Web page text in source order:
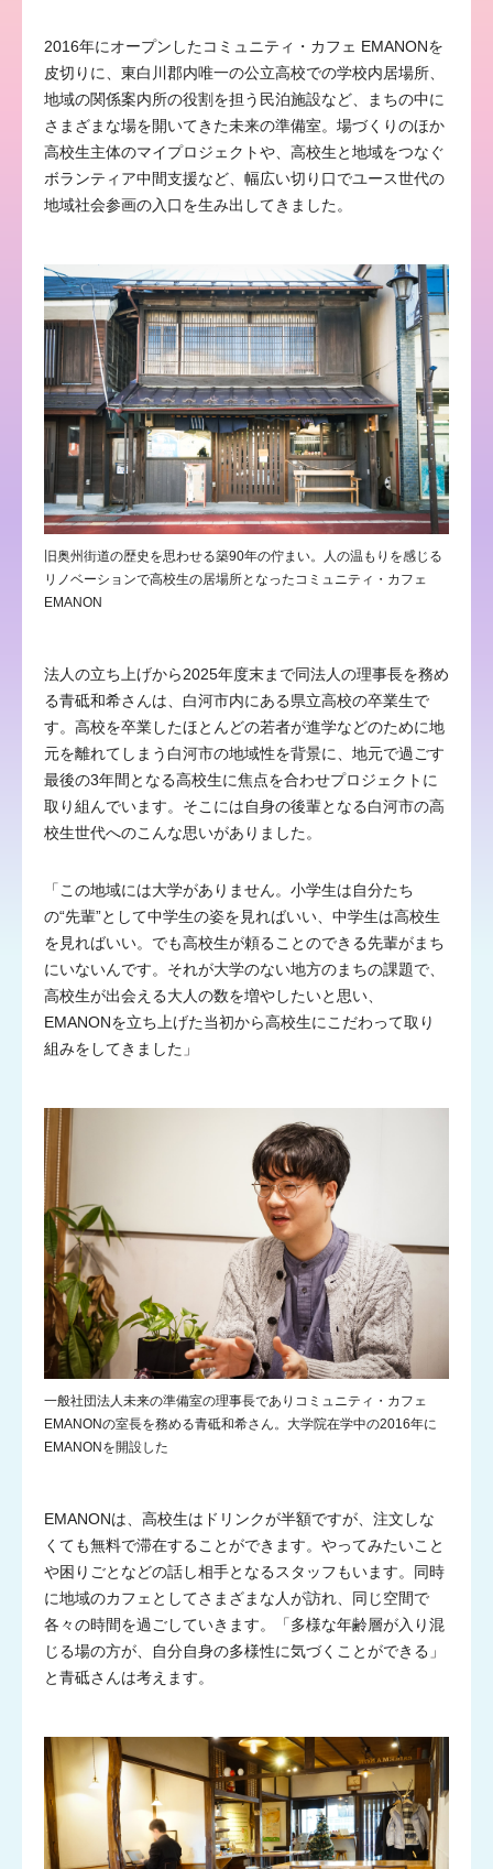
2016年にオープンしたコミュニティ・カフェ EMANONを
皮切りに、東白川郡内唯一の公立高校での学校内居場所、
地域の関係案内所の役割を担う民泊施設など、まちの中に
さまざまな場を開いてきた未来の準備室。場づくりのほか
高校生主体のマイプロジェクトや、高校生と地域をつなぐ
ボランティア中間支援など、幅広い切り口でユース世代の
地域社会参画の入口を生み出してきました。
旧奥州街道の歴史を思わせる築90年の佇まい。人の温もりを感じる
リノベーションで高校生の居場所となったコミュニティ・カフェ
EMANON
法人の立ち上げから2025年度末まで同法人の理事長を務め
る青砥和希さんは、白河市内にある県立高校の卒業生で
す。高校を卒業したほとんどの若者が進学などのために地
元を離れてしまう白河市の地域性を背景に、地元で過ごす
最後の3年間となる高校生に焦点を合わせプロジェクトに
取り組んでいます。そこには自身の後輩となる白河市の高
校生世代へのこんな思いがありました。
「この地域には大学がありません。小学生は自分たち
の“先輩”として中学生の姿を見ればいい、中学生は高校生
を見ればいい。でも高校生が頼ることのできる先輩がまち
にいないんです。それが大学のない地方のまちの課題で、
高校生が出会える大人の数を増やしたいと思い、
EMANONを立ち上げた当初から高校生にこだわって取り
組みをしてきました」
一般社団法人未来の準備室の理事長でありコミュニティ・カフェ
EMANONの室長を務める青砥和希さん。大学院在学中の2016年に
EMANONを開設した
EMANONは、高校生はドリンクが半額ですが、注文しな
くても無料で滞在することができます。やってみたいこと
や困りごとなどの話し相手となるスタッフもいます。同時
に地域のカフェとしてさまざまな人が訪れ、同じ空間で
各々の時間を過ごしていきます。「多様な年齢層が入り混
じる場の方が、自分自身の多様性に気づくことができる」
と青砥さんは考えます。